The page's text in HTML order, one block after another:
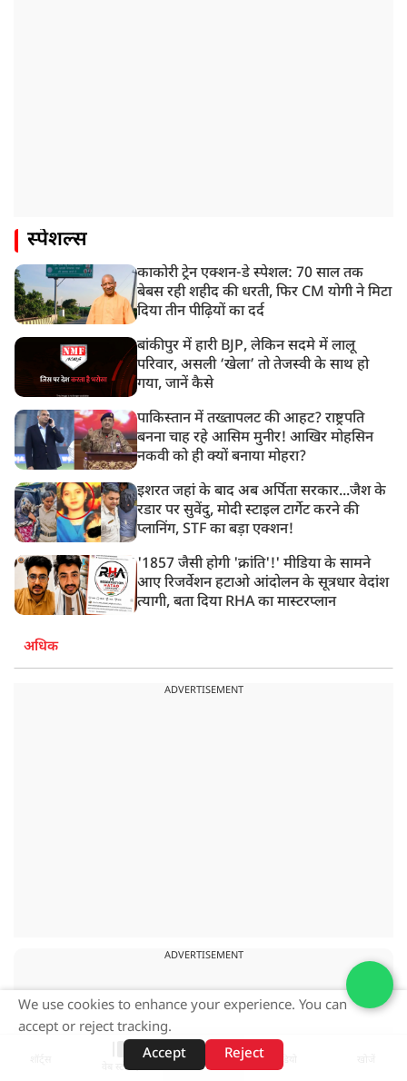
स्पेशल्स
काकोरी ट्रेन एक्शन-डे स्पेशल: 70 साल तक
बेबस रही शहीद की धरती, फिर CM योगी ने मिटा
दिया तीन पीढ़ियों का दर्द
बांकीपुर में हारी BJP, लेकिन सदमे में लालू
परिवार, असली ‘खेला’ तो तेजस्वी के साथ हो
गया, जानें कैसे
पाकिस्तान में तख्तापलट की आहट? राष्ट्रपति
बनना चाह रहे आसिम मुनीर! आखिर मोहसिन
नकवी को ही क्यों बनाया मोहरा?
इशरत जहां के बाद अब अर्पिता सरकार...जैश के
रडार पर सुवेंदु, मोदी स्टाइल टार्गेट करने की
प्लानिंग, STF का बड़ा एक्शन!
'1857 जैसी होगी 'क्रांति'!' मीडिया के सामने
आए रिजर्वेशन हटाओ आंदोलन के सूत्रधार वेदांश
त्यागी, बता दिया RHA का मास्टरप्लान
अधिक
ADVERTISEMENT
ADVERTISEMENT
वेब स्टोरीज़
We use cookies to enhance your experience. You can
accept or reject tracking.
Accept
Reject